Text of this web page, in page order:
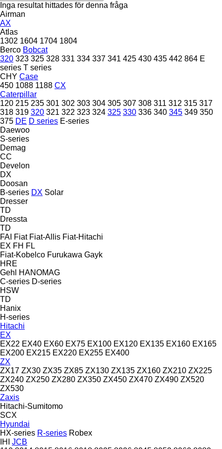
Inga resultat hittades för denna fråga
Airman
AX
Atlas
1302 1604 1704 1804
Berco Bobcat
320 323 325 328 331 334 337 341 425 430 435 442 864 E
series T series
CHY Case
450 1088 1188 CX
Caterpillar
120 215 235 301 302 303 304 305 307 308 311 312 315 317
318 319 320 321 322 323 324 325 330 336 340 345 349 350
375 DE D series E-series
Daewoo
S-series
Demag
CC
Develon
DX
Doosan
B-series DX Solar
Dresser
TD
Dressta
TD
FAI Fiat Fiat-Allis Fiat-Hitachi
EX FH FL
Fiat-Kobelco Furukawa Gayk
HRE
Gehl
HANOMAG
C-series D-series
HSW
TD
Hanix
H-series
Hitachi
EX
EX22 EX40 EX60 EX75 EX100 EX120 EX135 EX160 EX165
EX200 EX215 EX220 EX255 EX400
ZX
ZX17 ZX30 ZX35 ZX85 ZX130 ZX135 ZX160 ZX210 ZX225
ZX240 ZX250 ZX280 ZX350 ZX450 ZX470 ZX490 ZX520
ZX530
Zaxis
Hitachi-Sumitomo
SCX
Hyundai
HX-series R-series Robex
IHI
JCB